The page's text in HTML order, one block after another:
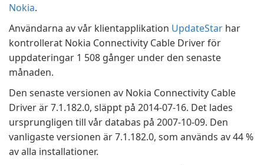
Nokia.
Användarna av vår klientapplikation UpdateStar har
kontrollerat Nokia Connectivity Cable Driver för
uppdateringar 1 508 gånger under den senaste
månaden.
Den senaste versionen av Nokia Connectivity Cable
Driver är 7.1.182.0, släppt på 2014-07-16. Det lades
ursprungligen till vår databas på 2007-10-09. Den
vanligaste versionen är 7.1.182.0, som används av 44 %
av alla installationer.